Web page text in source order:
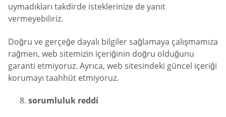
uymadıkları takdirde isteklerinize de yanıt
vermeyebiliriz.
Doğru ve gerçeğe dayalı bilgiler sağlamaya çalışmamıza
rağmen, web sitemizin içeriğinin doğru olduğunu
garanti etmiyoruz. Ayrıca, web sitesindeki güncel içeriği
korumayı taahhüt etmiyoruz.
sorumluluk reddi